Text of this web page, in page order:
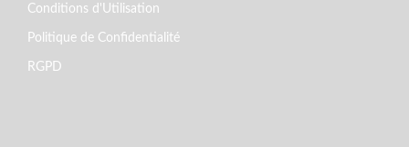
Conditions d'Utilisation
Politique de Confidentialité
RGPD